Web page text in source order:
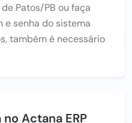
Patos/PB ou faça
senha do sistema
também é necessário
Actana ERP